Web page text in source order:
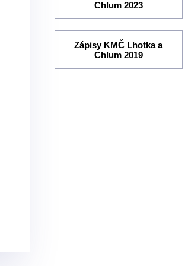
Chlum 2023
Zápisy KMČ Lhotka a
Chlum 2019